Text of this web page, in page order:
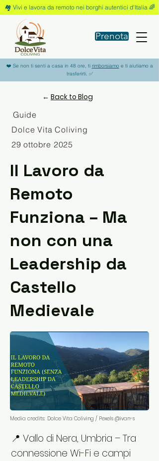
🏘️ Vivi e lavora da remoto nei borghi autentici d'Italia 🌈
Prenota
❤️ Se non ti senti a casa in 48 ore, ti rimborsiamoe ti aiutiamo a
trasferirti. ✅
← Back to Blog
Guide
Dolce Vita Coliving
29 ottobre 2025
Il Lavoro da
Remoto
Funziona – Ma
non con una
Leadership da
Castello
Medievale
Media credits: Dolce Vita Coliving / Pexels @ivan-s
📍 Vallo di Nera, Umbria – Tra
connessione Wi-Fi e campi